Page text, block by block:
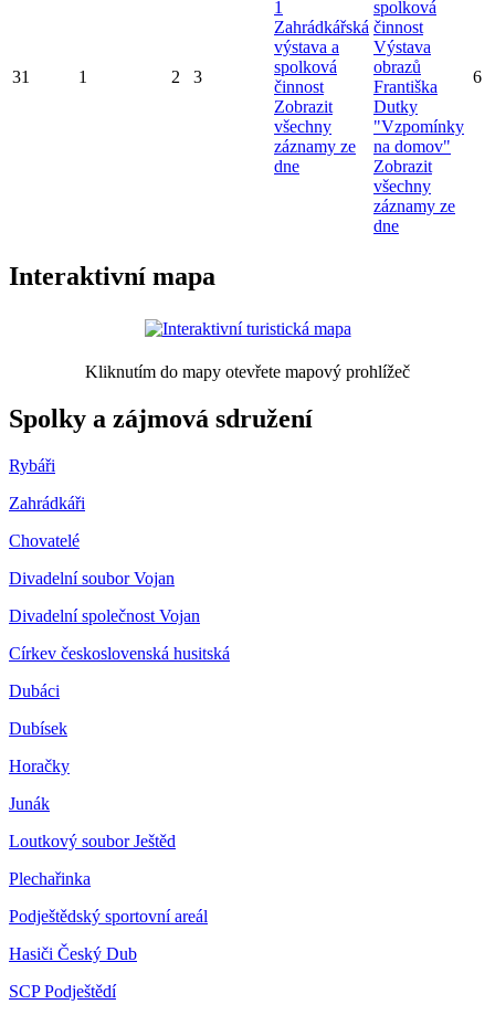
31 1 2 3
1
Zahrádkářská
výstava a
spolková
činnost
Zobrazit
všechny
záznamy ze
dne
spolková
činnost
Výstava
obrazů
Františka
Dutky
"Vzpomínky
na domov"
Zobrazit
všechny
záznamy ze
dne
6
Interaktivní mapa
Kliknutím do mapy otevřete mapový prohlížeč
Spolky a zájmová sdružení
Rybáři
Zahrádkáři
Chovatelé
Divadelní soubor Vojan
Divadelní společnost Vojan
Církev československá husitská
Dubáci
Dubísek
Horačky
Junák
Loutkový soubor Ještěd
Plechařinka
Podještědský sportovní areál
Hasiči Český Dub
SCP Podještědí